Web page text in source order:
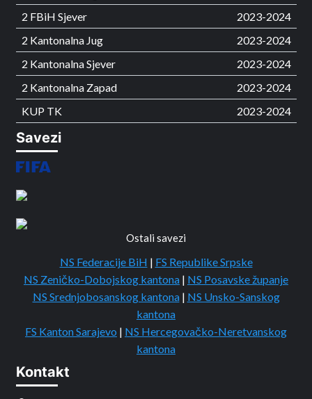
2 FBiH Sjever
2023-2024
2 Kantonalna Jug
2023-2024
2 Kantonalna Sjever
2023-2024
2 Kantonalna Zapad
2023-2024
KUP TK
2023-2024
Savezi
Ostali savezi
NS Federacije BiH | FS Republike Srpske
NS Zeničko-Dobojskog kantona | NS Posavske županje
NS Srednjobosanskog kantona | NS Unsko-Sanskog
kantona
FS Kanton Sarajevo | NS Hercegovačko-Neretvanskog
kantona
Kontakt